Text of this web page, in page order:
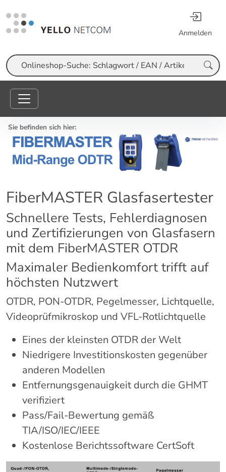
Anmelden
Suche
Sie befinden sich hier:
FiberMASTER Glasfasertester
Schnellere Tests, Fehlerdiagnosen
und Zertifizierungen von Glasfasern
mit dem FiberMASTER OTDR
Maximaler Bedienkomfort trifft auf
höchsten Nutzwert
OTDR, PON-OTDR, Pegelmesser, Lichtquelle,
Videoprüfmikroskop und VFL-Rotlichtquelle
Eines der kleinsten OTDR der Welt
Niedrigere Investitionskosten gegenüber
anderen Modellen
Entfernungsgenauigkeit durch die GHMT
verifiziert
Pass/Fail-Bewertung gemäß
TIA/ISO/IEC/IEEE
Kostenlose Berichtssoftware CertSoft